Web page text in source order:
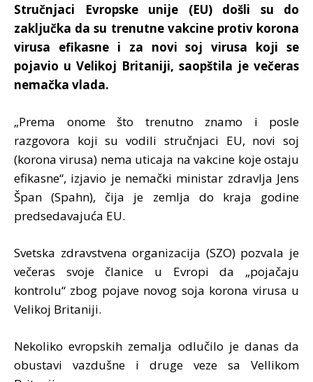
Stručnjaci Evropske unije (EU) došli su do
zaključka da su trenutne vakcine protiv korona
virusa efikasne i za novi soj virusa koji se
pojavio u Velikoj Britaniji, saopštila je večeras
nemačka vlada.
„Prema onome što trenutno znamo i posle
razgovora koji su vodili stručnjaci EU, novi soj
(korona virusa) nema uticaja na vakcine koje ostaju
efikasne“, izjavio je nemački ministar zdravlja Jens
Špan (Spahn), čija je zemlja do kraja godine
predsedavajuća EU.
Svetska zdravstvena organizacija (SZO) pozvala je
večeras svoje članice u Evropi da „pojačaju
kontrolu“ zbog pojave novog soja korona virusa u
Velikoj Britaniji.
Nekoliko evropskih zemalja odlučilo je danas da
obustavi vazdušne i druge veze sa Vellikom